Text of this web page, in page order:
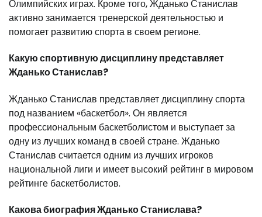
Олимпийских играх. Кроме того, Жданько Станислав
активно занимается тренерской деятельностью и
помогает развитию спорта в своем регионе.
Какую спортивную дисциплину представляет
Жданько Станислав?
Жданько Станислав представляет дисциплину спорта
под названием «баскетбол». Он является
профессиональным баскетболистом и выступает за
одну из лучших команд в своей стране. Жданько
Станислав считается одним из лучших игроков
национальной лиги и имеет высокий рейтинг в мировом
рейтинге баскетболистов.
Какова биография Жданько Станислава?